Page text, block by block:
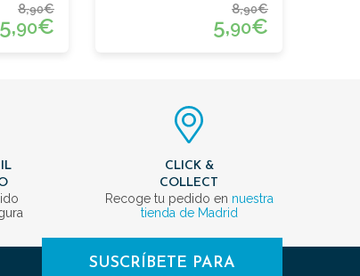
8,90€
5,90€
8,90€
5,90€
CLICK &
COLLECT
Recoge tu pedido en nuestra
tienda de Madrid
SUSCRÍBETE PARA